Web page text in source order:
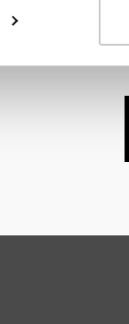
En nuestro
de casas